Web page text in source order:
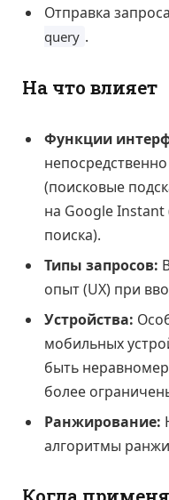
Отправка
query .
На что влияет
Функции
(поисковые
на Google Instant
поиска).
Типы запросов:
опыт (UX) при
Устройства:
мобильных
быть
более
Ранжирование:
алгоритмы